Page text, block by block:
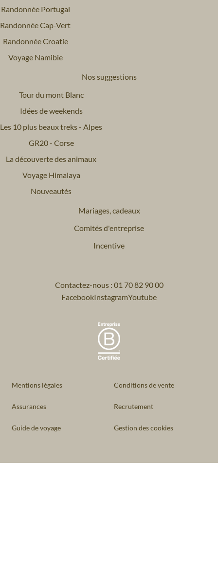
Randonnée Portugal
Randonnée Cap-Vert
Randonnée Croatie
Voyage Namibie
Nos suggestions
Tour du mont Blanc
Idées de weekends
Les 10 plus beaux treks - Alpes
GR20 - Corse
La découverte des animaux
Voyage Himalaya
Nouveautés
Mariages, cadeaux
Comités d'entreprise
Incentive
Contactez-nous : 01 70 82 90 00
FacebookInstagramYoutube
Mentions légales Conditions de vente
Assurances Recrutement
Guide de voyage Gestion des cookies